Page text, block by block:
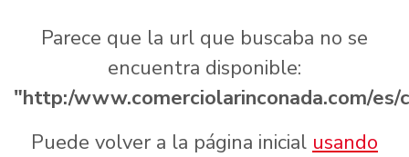
Parece que la url que buscaba no se
encuentra disponible:
"http:/www.comerciolarinconada.com/
Puede volver a la página inicial usando